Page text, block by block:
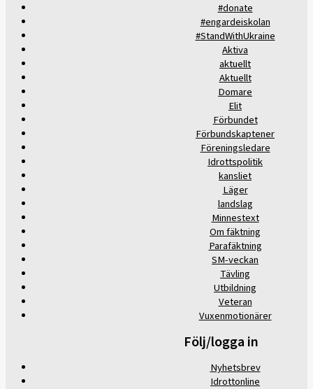
#donate
#engardeiskolan
#StandWithUkraine
Aktiva
aktuellt
Aktuellt
Domare
Elit
Förbundet
Förbundskaptener
Föreningsledare
Idrottspolitik
kansliet
Läger
landslag
Minnestext
Om fäktning
Parafäktning
SM-veckan
Tävling
Utbildning
Veteran
Vuxenmotionärer
Följ/logga in
Nyhetsbrev
Idrottonline